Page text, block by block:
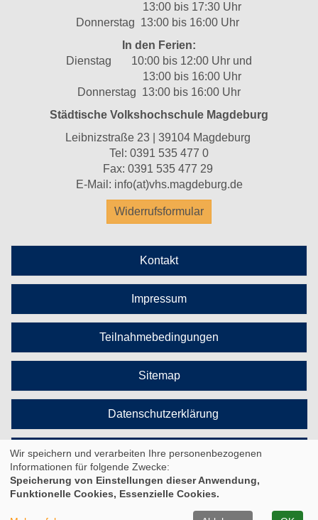
13:00 bis 17:30 Uhr
Donnerstag 13:00 bis 16:00 Uhr
In den Ferien:
Dienstag 10:00 bis 12:00 Uhr und
13:00 bis 16:00 Uhr
Donnerstag 13:00 bis 16:00 Uhr
Städtische Volkshochschule Magdeburg
Leibnizstraße 23 | 39104 Magdeburg
Tel: 0391 535 477 0
Fax: 0391 535 477 29
E-Mail: info(at)vhs.magdeburg.de
Widerrufsformular
Kontakt
Impressum
Teilnahmebedingungen
Sitemap
Datenschutzerklärung
Cookie Einstellungen
Wir speichern und verarbeiten Ihre personenbezogenen
Informationen für folgende Zwecke:
Speicherung von Einstellungen dieser Anwendung,
Funktionelle Cookies, Essenzielle Cookies.